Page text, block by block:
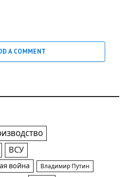
A COMMENT
ВСУ
война Владимир Путин